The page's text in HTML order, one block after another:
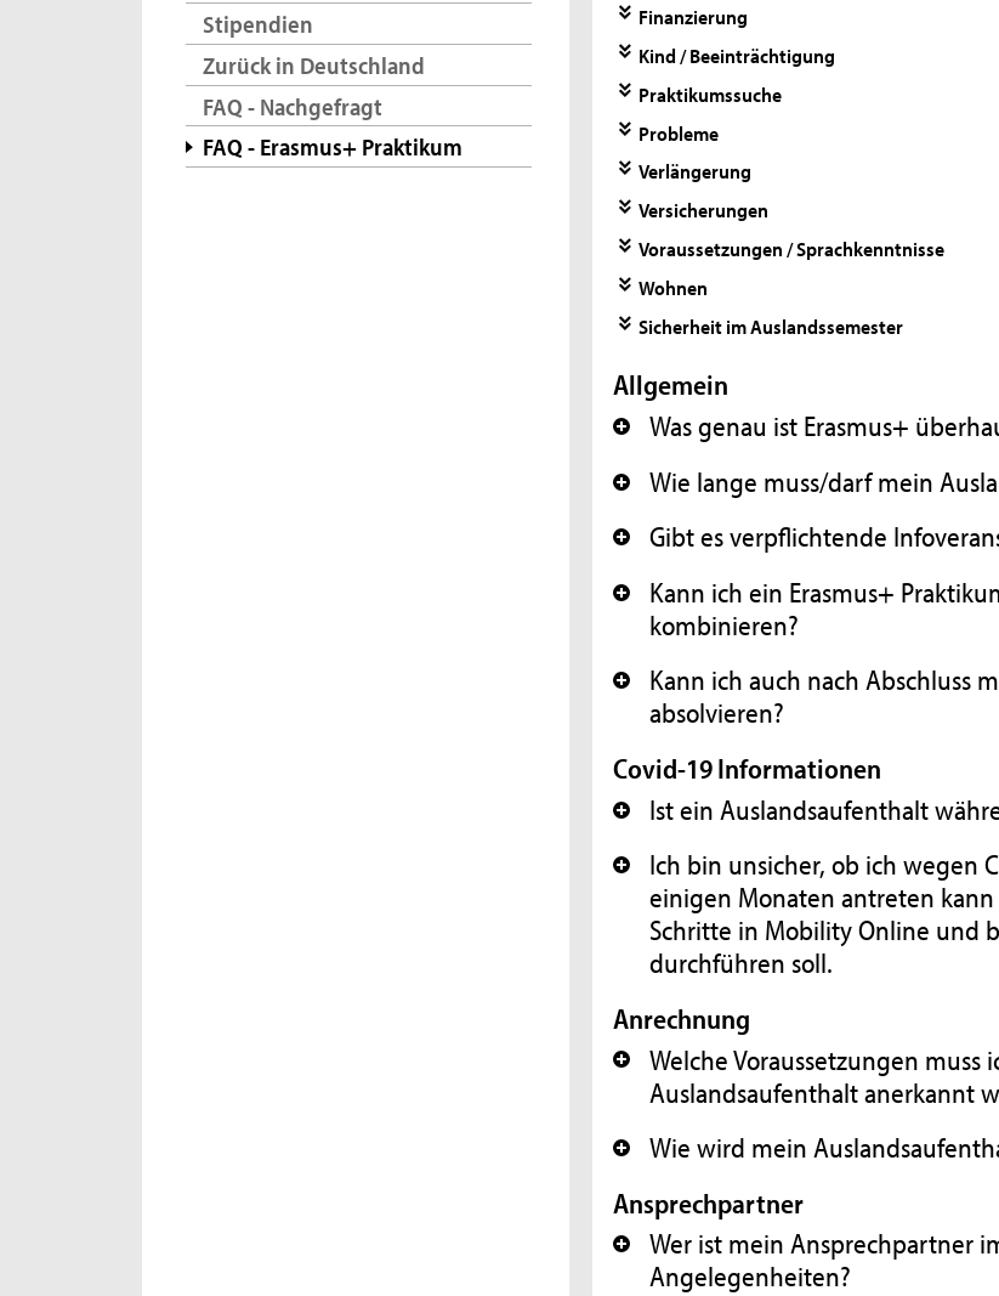
Stipendien
Zurück in Deutschland
FAQ - Nachgefragt
FAQ - Erasmus+ Praktikum
Finanzierung
Kind / Beeinträchtigung
Praktikumssuche
Probleme
Verlängerung
Versicherungen
Voraussetzungen / Sprachkenntnisse
Wohnen
Sicherheit im Auslandssemester
Allgemein
+ Was genau ist Erasmus+
+ Wie lange muss/darf mein
+ Gibt es verpflichtende
+
Kann ich ein Erasmus+
kombinieren?
+
Kann ich auch nach Abschluss
absolvieren?
Covid-19 Informationen
+
Ist ein Auslandsaufenthalt
+
Ich bin unsicher, ob ich wegen
einigen Monaten antreten
Schritte in Mobility Online und
durchführen soll.
Anrechnung
+ Welche Voraussetzungen
Auslandsaufenthalt anerkannt
+ Wie wird mein
Ansprechpartner
+ Wer ist mein Ansprechpartner
Angelegenheiten?